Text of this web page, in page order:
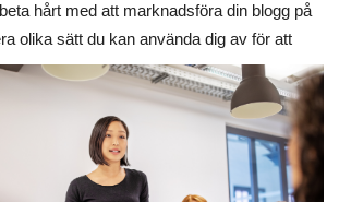
hårt med att marknadsföra din blogg på
olika sätt du kan använda dig av för att